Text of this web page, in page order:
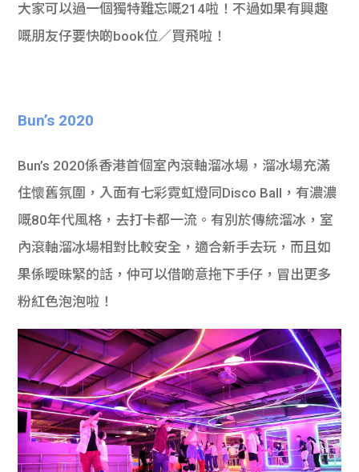
計數
Gui
大家可以過一個獨特難忘嘅214啦！不過如果有興趣
嘅朋友仔要快啲book位／買飛啦！
Bun’s 2020
Bun’s 2020係香港首個室內滾軸溜冰場，溜冰場充滿
住懷舊氛圍，入面有七彩霓虹燈同Disco Ball，有濃濃
嘅80年代風格，去打卡都一流。有別於傳統溜冰，室
內滾軸溜冰場相對比較安全，適合新手去玩，而且如
果係曖昧緊的話，仲可以借啲意拖下手仔，冒出更多
粉紅色泡泡啦！